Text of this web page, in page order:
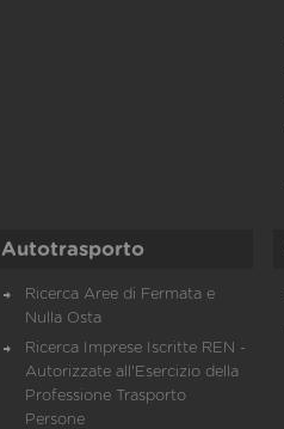
Autotrasporto
Ricerca Aree di Fermata e
Nulla Osta
Ricerca Imprese Iscritte REN -
Autorizzate all'Esercizio della
Professione Trasporto
Persone